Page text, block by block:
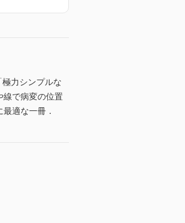
力シンプルな
線で病変の位置
適な一冊．